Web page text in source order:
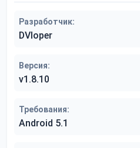
Разработчик:
DVloper
Версия:
v1.8.10
Требования:
Android 5.1